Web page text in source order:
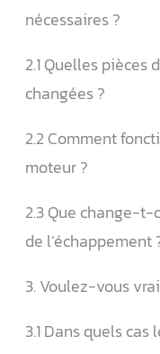
nécessaires ?
2.1 Quelles
changées ?
2.2 Comment
moteur ?
2.3 Que change-t-
de l’échappement
3. Voulez-vous
3.1 Dans quels